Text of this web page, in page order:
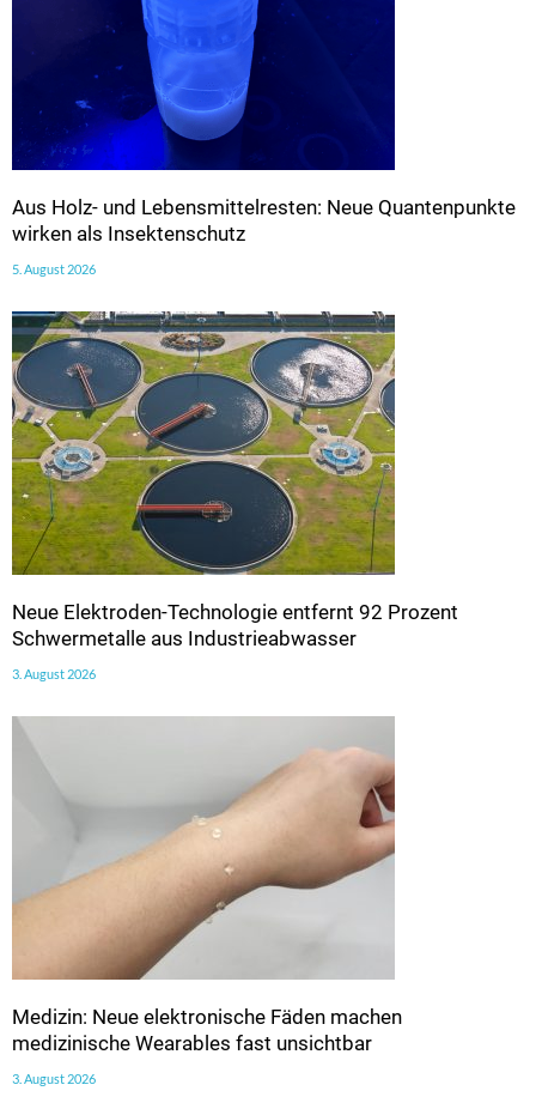
Aus Holz- und Lebensmittelresten: Neue Quantenpunkte
wirken als Insektenschutz
5. August 2026
Neue Elektroden-Technologie entfernt 92 Prozent
Schwermetalle aus Industrieabwasser
3. August 2026
Medizin: Neue elektronische Fäden machen
medizinische Wearables fast unsichtbar
3. August 2026